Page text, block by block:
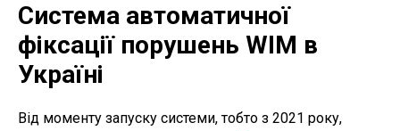
Система автоматичної
фіксації порушень WIM в
Україні
Від моменту запуску системи, тобто з 2021 року,